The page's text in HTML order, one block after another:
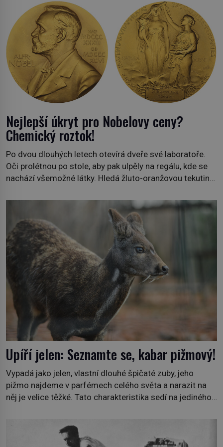
Nejlepší úkryt pro Nobelovy ceny?
Chemický roztok!
Po dvou dlouhých letech otevírá dveře své laboratoře.
Oči prolétnou po stole, aby pak ulpěly na regálu, kde se
nachází všemožné látky. Hledá žluto-oranžovou tekutinu,
plán dokončit. Pod termínem aqua regia se skrývá
směs s názvem lučavka královská. Svůj přídomek nemá
pro nic za nic, […]
Upíří jelen: Seznamte se, kabar pižmový!
Vypadá jako jelen, vlastní dlouhé špičaté zuby, jeho
pižmo najdeme v parfémech celého světa a narazit na
něj je velice těžké. Tato charakteristika sedí na jediného
1778), jenže v Asii o něm ví už celá staletí. Zvíře
připomíná jelena, v kohoutku dosahuje […]